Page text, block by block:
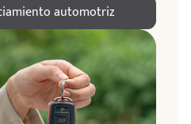
automotriz